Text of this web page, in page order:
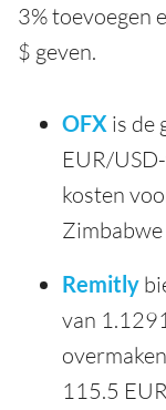
3% toevoegen
$ geven.
OFX is de
EUR/
kosten
Remitly
van
115.5